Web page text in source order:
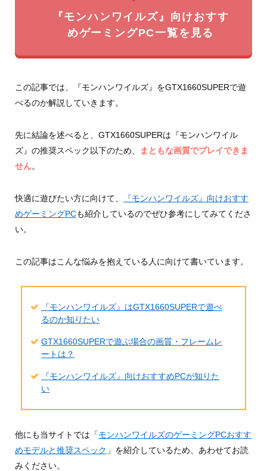
『モンハンワイルズ』向けおすす
めゲーミングPC一覧を見る
この記事では、『モンハンワイルズ』をGTX1660SUPERで遊
べるのか解説していきます。
先に結論を述べると、GTX1660SUPERは『モンハンワイル
ズ』の推奨スペック以下のため、
まともな画質でプレイできま
せん。
快適に遊びたい方に向けて、
『モンハンワイルズ』向けおすす
めゲーミングPCも紹介しているのでぜひ参考にしてみてくださ
い。
この記事はこんな悩みを抱えている人に向けて書いています。
『モンハンワイルズ』はGTX1660SUPERで遊べ
るのか知りたい
GTX1660SUPERで遊ぶ場合の画質・フレームレ
ートは？
『モンハンワイルズ』向けおすすめPCが知りた
い
他にも当サイトでは「モンハンワイルズのゲーミングPCおすす
めモデルと推奨スペック 」を紹介しているため、あわせてお読
みください。